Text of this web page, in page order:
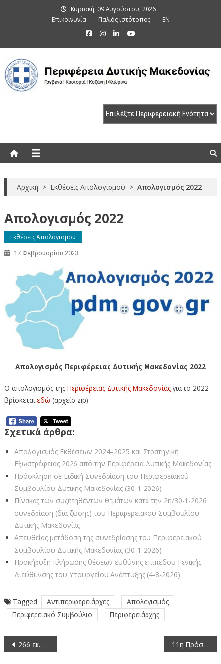
Κυριακή, 09 Αυγούστου, 2026
Επικοινωνία
Παλιός ιστότοπος EN
Αρχική > Εκθέσεις Απολογισμού > Απολογισμός 2022
Απολογισμός 2022
Εκθέσεις Απολογισμού
17 Φεβρουαρίου 2023
Απολογισμός Περιφέρειας Δυτικής Μακεδονίας 2022
Ο απολογισμός της Περιφέρειας Δυτικής Μακεδονίαςγια το 2022
βρίσκεταιεδώ (αρχείο zip)
Σχετικά άρθρα:
Απολογισμός Εκθέσεων 2024–2025 και Στρατηγική
Εξωστρέφειας 2026 από την Περιφέρεια Δυτικής Μακεδονίας
Πρόσκληση σε Ειδική Συνεδρίαση του Περιφερειακού
Συμβουλίου Δυτικής Μακεδονίας (30-1-2026)
Πίνακας των συζητηθέντων θεμάτων κατά την 2η/30-1-2026
συνεδρίαση (δια ζώσης) του Περιφερειακού Συμβουλίου
Δυτικής Μακεδονίας
Απευθείας μετάδοση της συνεδρίασης του Περιφερειακού
Συμβουλίου Δυτικής Μακεδονίας (30-1-2026)
Προκήρυξη πλήρωσης θέσεων ευθύνης επιπέδου Γενικής
Διεύθυνσης του Υπουργείου Ανάπτυξης (4-8-2026)
Tagged Αντιπεριφερειάρχες
Απολογισμός
Περιφερειακό Συμβούλιο
Περιφερειάρχης
Πλοήγηση
άρθρων
266 εκ. ευρώ για Επενδυτές στην Περιφέρειά μας 11η Πρόσκληση σε συνεδρίαση της Οικονομικής Επιτροπής της Περιφέρειας Δυτικής Μακεδονίας με τηλεδιάσκεψη (22-2-2023)